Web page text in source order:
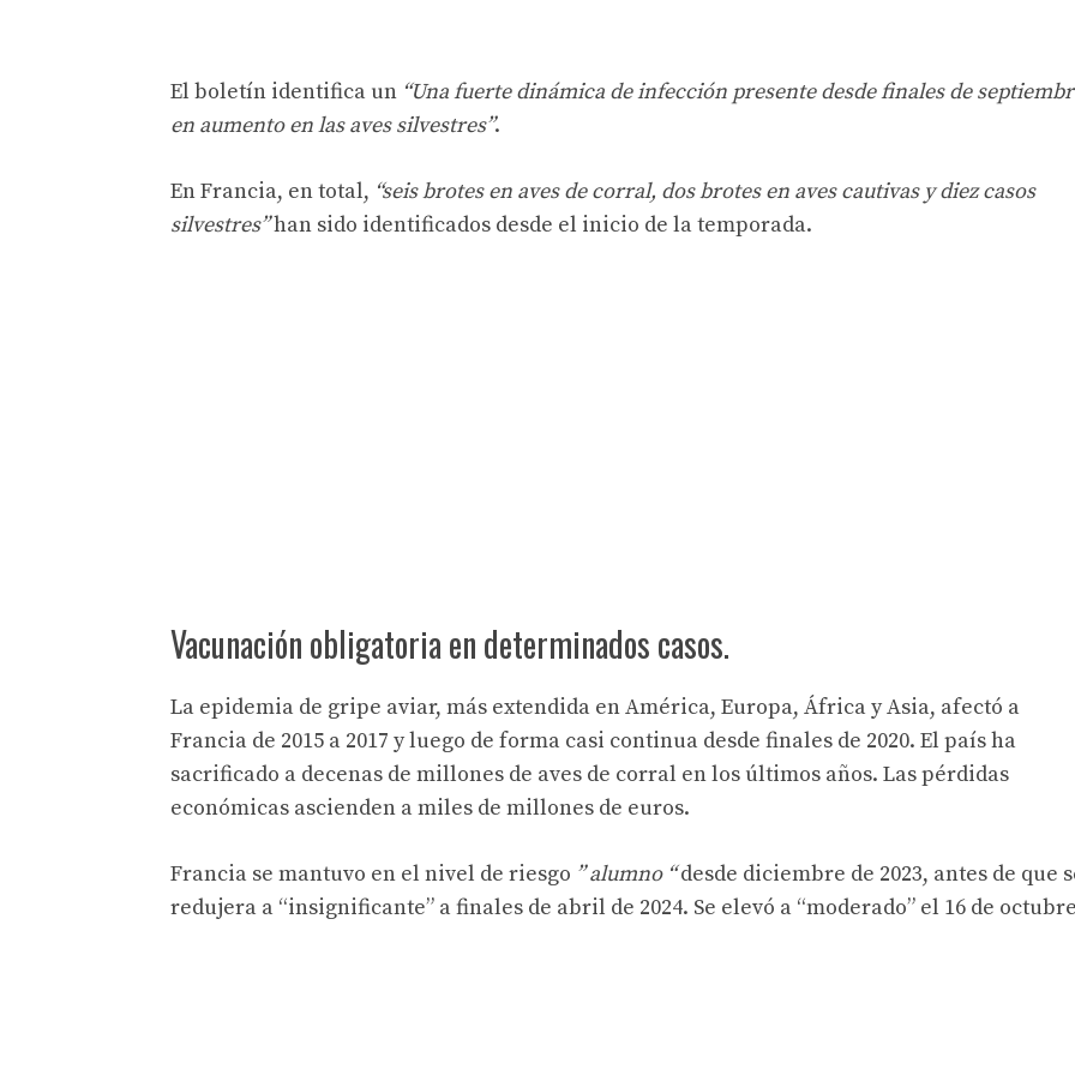
El boletín identifica un “Una fuerte dinámica de infección presente desde finales de
en aumento en las aves silvestres”.
En Francia, en total, “seis brotes en aves de corral, dos brotes en aves cautivas y diez casos
silvestres”han sido identificados desde el inicio de la temporada.
Vacunación obligatoria en determinados casos.
La epidemia de gripe aviar, más extendida en América, Europa, África y Asia, afectó a
Francia de 2015 a 2017 y luego de forma casi continua desde finales de 2020. El país ha
sacrificado a decenas de millones de aves de corral en los últimos años. Las pérdidas
económicas ascienden a miles de millones de euros.
Francia se mantuvo en el nivel de riesgo ” alumno “desde diciembre de 2023, antes de que
redujera a “insignificante” a finales de abril de 2024. Se elevó a “moderado” el 16 de